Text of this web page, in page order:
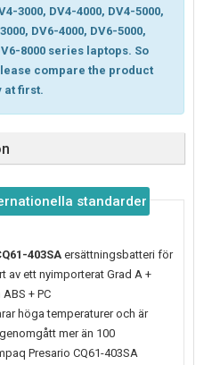
3000, DV4-4000, DV4-5000,
DV6-4000, DV6-5000,
8000 series laptops. So
compare the product
at first.
standarder
403SA ersättningsbatteri för
av ett nyimporterat Grad A +
+ PC
höga temperaturer och är
mer än 100
Presario CQ61-403SA